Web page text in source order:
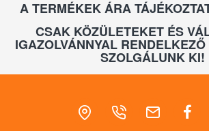
A TERMÉKEK ÁRA
CSAK KÖZÜLETEKET ÉS
IGAZOLVÁNNYAL
SZOLGÁLUNK KI!